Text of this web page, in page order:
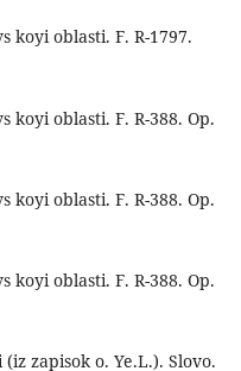
oblasti. F. R-1797.
oblasti. F. R-388. Op.
oblasti. F. R-388. Op.
oblasti. F. R-388. Op.
zapisok o. Ye.L.). Slovo.